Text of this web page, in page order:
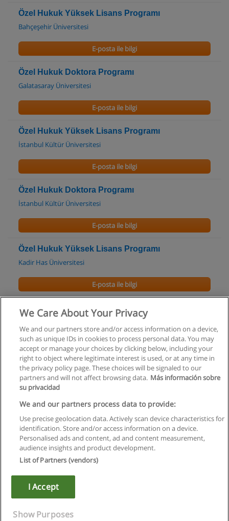
Özel Hukuk Yüksek Lisans Programı
Bahçeşehir Üniversitesi
E-posta ile bilgi
Özel Hukuk Doktora Programı
Galatasaray Üniversitesi
E-posta ile bilgi
Özel Hukuk Yüksek Lisans Programı
İstanbul Kültür Üniversitesi
E-posta ile bilgi
Özel Hukuk Doktora Programı
İstanbul Kültür Üniversitesi
E-posta ile bilgi
Özel Hukuk Yüksek Lisans Programı
Kadir Has Üniversitesi
E-posta ile bilgi
Özel Hukuk Yüksek Lisans Programı
İstanbul Üniversitesi - Beyazıt ve Vezneciler Kampüsü
E-posta ile bilgi
Kullanım koşulları
Gizlilik politikası
İletişim Educaedu
Copyright © Educaedu Business S.L. - CIF : B-95610580: -
We Care About Your Privacy
We and our partners store and/or access information on a device,
such as unique IDs in cookies to process personal data. You may
accept or manage your choices by clicking below, including your
right to object where legitimate interest is used, or at any time in
the privacy policy page. These choices will be signaled to our
partners and will not affect browsing data. Más información sobre
su privacidad
We and our partners process data to provide:
Use precise geolocation data. Actively scan device characteristics for
identification. Store and/or access information on a device.
Personalised ads and content, ad and content measurement,
audience insights and product development.
List of Partners (vendors)
I Accept
Show Purposes